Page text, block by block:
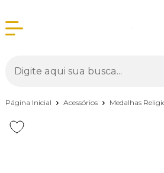
Página Inicial Acessórios Medalhas